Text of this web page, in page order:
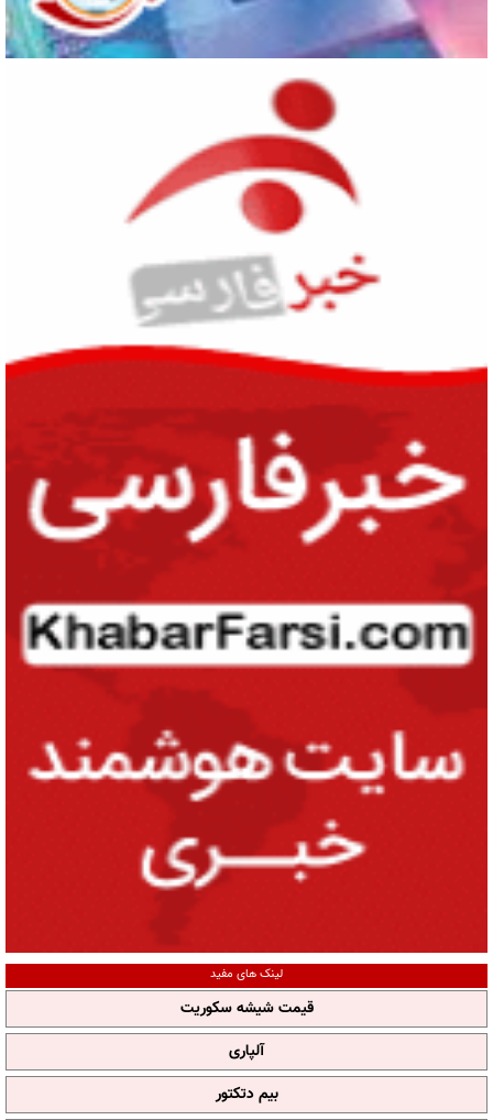
لینک های مفید
قیمت شیشه سکوریت
آلپاری
بیم دتکتور